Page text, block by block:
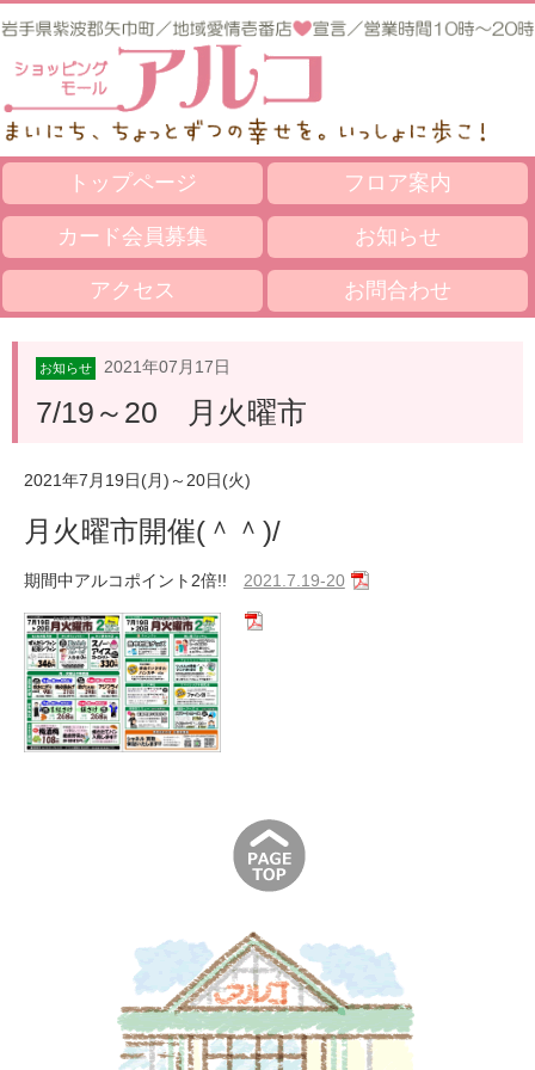
トップページ フロア案内
カード会員募集 お知らせ
アクセス お問合わせ
お知らせ 2021年07月17日
7/19～20 月火曜市
2021年7月19日(月)～20日(火)
月火曜市開催(＾＾)/
期間中アルコポイント2倍!! 2021.7.19-20